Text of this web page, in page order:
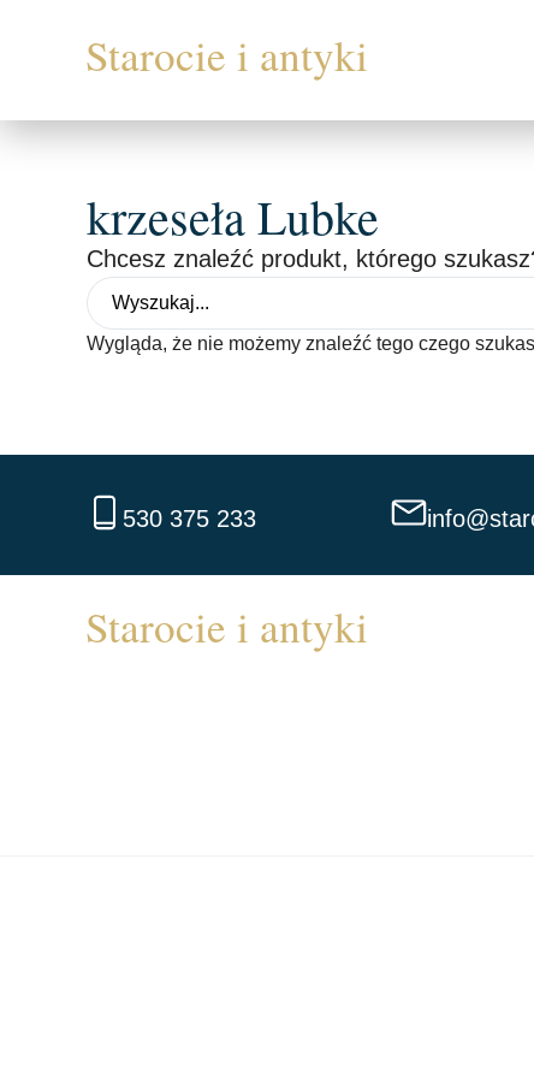
krzeseła Lubke
Chcesz znaleźć produkt, którego
Wygląda, że nie możemy znaleźć tego czego
530 375 233